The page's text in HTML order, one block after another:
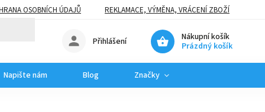
OSOBNÍCH ÚDAJŮ REKLAMACE, VÝMĚNA, VRÁCENÍ ZBOŽÍ
Nákupní košík
Prázdný košík
Přihlášení
Napište nám Blog Značky